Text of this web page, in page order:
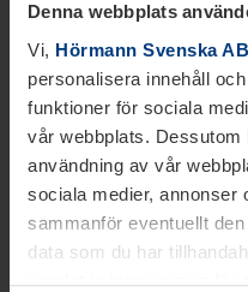
Denna webbplats
Vi, Hörmann Svenska AB
personalisera innehåll
funktioner för sociala
vår webbplats.
användning av vår
sociala medier, annonser
sammanför eventuellt
data som du har
samlat in inom ramen för